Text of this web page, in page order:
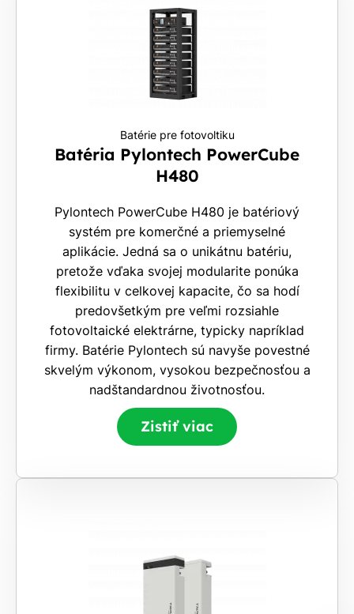
Batérie pre fotovoltiku
Batéria Pylontech PowerCube
H480
Pylontech PowerCube H480 je batériový
systém pre komerčné a priemyselné
aplikácie. Jedná sa o unikátnu batériu,
pretože vďaka svojej modularite ponúka
flexibilitu v celkovej kapacite, čo sa hodí
predovšetkým pre veľmi rozsiahle
fotovoltaické elektrárne, typicky napríklad
firmy. Batérie Pylontech sú navyše povestné
skvelým výkonom, vysokou bezpečnosťou a
nadštandardnou životnosťou.
Zistiť viac